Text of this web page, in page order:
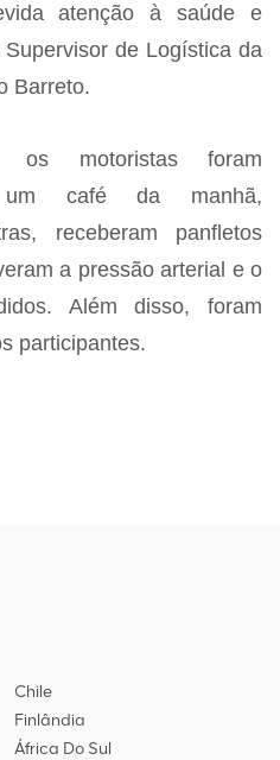
atenção à saúde e
de Logística da
Barreto.
os motoristas foram
um café da manhã,
receberam panfletos
a pressão arterial e o
Além disso, foram
participantes.
Chile
Finlândia
África Do Sul